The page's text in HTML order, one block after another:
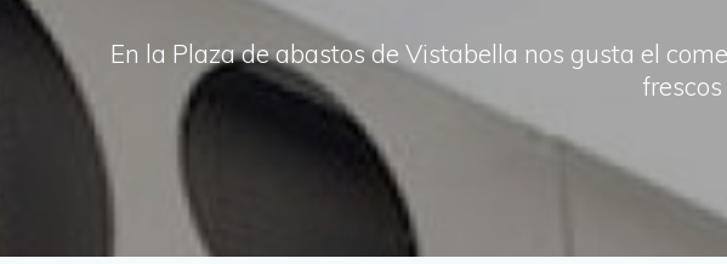
En la Plaza de abastos de Vistabella nos gusta el